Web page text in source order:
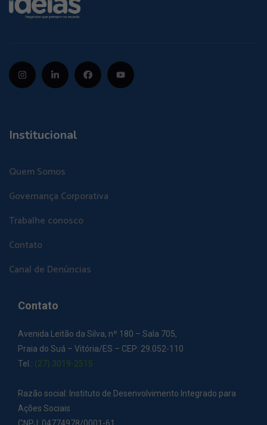
Institucional
Quem Somos
Governança Corporativa
Trabalhe conosco
Contato
Canal de Denúncias
Contato
Avenida Leitão da Silva, nº 180 – Sala 705,
Praia do Suá – Vitória/ES – CEP: 29.052-110
Tel.: (27) 3019-2515
Razão social: Instituto de Desenvolvimento Integrado para
Ações Sociais
CNPJ: 04774978/0001-61